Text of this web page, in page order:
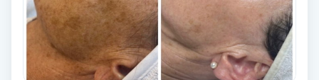
Gellack
Gellack med förstärkning